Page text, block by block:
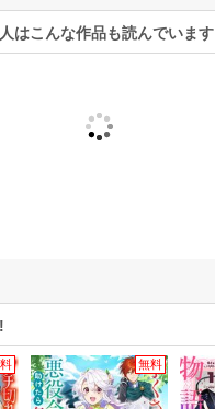
はこんな作品も読んでいます
無料